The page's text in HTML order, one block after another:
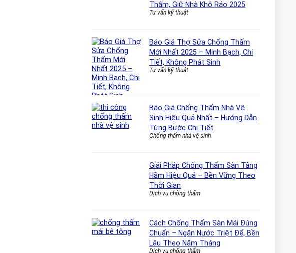
Thấm, Giữ Nhà Khô Ráo 2025
Tư vấn kỹ thuật
Báo Giá Thợ Sửa Chống Thấm
Mới Nhất 2025 – Minh Bạch, Chi
Tiết, Không Phát Sinh
Tư vấn kỹ thuật
Báo Giá Chống Thấm Nhà Vệ
Sinh Hiệu Quả Nhất – Hướng Dẫn
Từng Bước Chi Tiết
Chống thấm nhà vệ sinh
Giải Pháp Chống Thấm Sàn Tầng
Hầm Hiệu Quả – Bền Vững Theo
Thời Gian
Dịch vụ chống thấm
Cách Chống Thấm Sàn Mái Đúng
Chuẩn – Ngăn Nước Triệt Để, Bền
Lâu Theo Năm Tháng
Dịch vụ chống thấm